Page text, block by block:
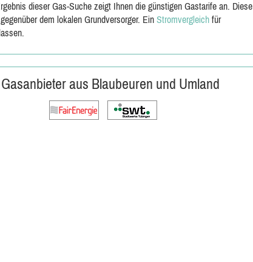
dieser Gas-Suche zeigt Ihnen die günstigen Gastarife an. Diese
dem lokalen Grundversorger. Ein Stromvergleich für
aus Blaubeuren und Umland